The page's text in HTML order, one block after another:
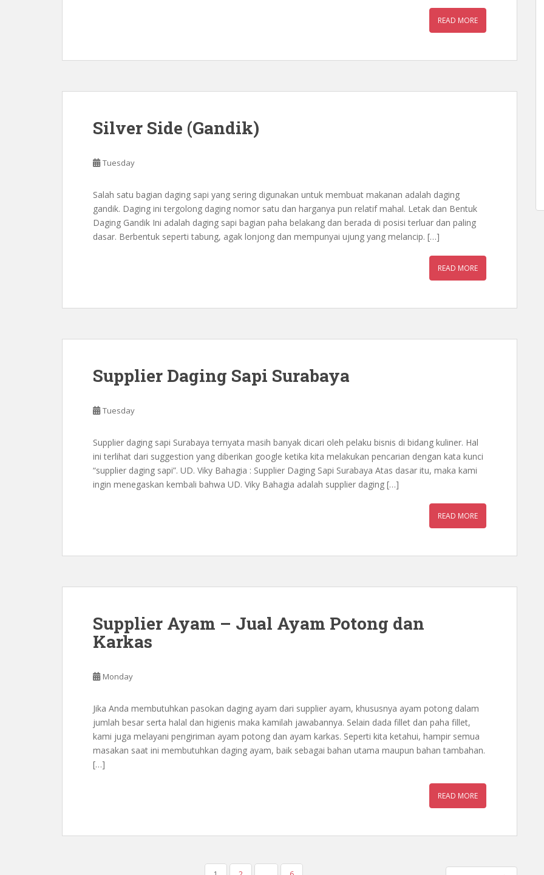
READ MORE
Silver Side (Gandik)
Tuesday
Salah satu bagian daging sapi yang sering digunakan untuk membuat makanan adalah daging
gandik. Daging ini tergolong daging nomor satu dan harganya pun relatif mahal. Letak dan Bentuk
Daging Gandik Ini adalah daging sapi bagian paha belakang dan berada di posisi terluar dan paling
dasar. Berbentuk seperti tabung, agak lonjong dan mempunyai ujung yang melancip. […]
READ MORE
Supplier Daging Sapi Surabaya
Tuesday
Supplier daging sapi Surabaya ternyata masih banyak dicari oleh pelaku bisnis di bidang kuliner. Hal
ini terlihat dari suggestion yang diberikan google ketika kita melakukan pencarian dengan kata kunci
“supplier daging sapi”. UD. Viky Bahagia : Supplier Daging Sapi Surabaya Atas dasar itu, maka kami
ingin menegaskan kembali bahwa UD. Viky Bahagia adalah supplier daging […]
READ MORE
Supplier Ayam – Jual Ayam Potong dan
Karkas
Monday
Jika Anda membutuhkan pasokan daging ayam dari supplier ayam, khususnya ayam potong dalam
jumlah besar serta halal dan higienis maka kamilah jawabannya. Selain dada fillet dan paha fillet,
kami juga melayani pengiriman ayam potong dan ayam karkas. Seperti kita ketahui, hampir semua
masakan saat ini membutuhkan daging ayam, baik sebagai bahan utama maupun bahan tambahan.
[…]
READ MORE